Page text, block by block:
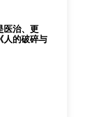
医治、更
的破碎与